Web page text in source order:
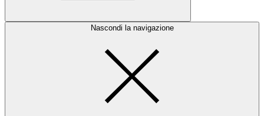
Nascondi la navigazione